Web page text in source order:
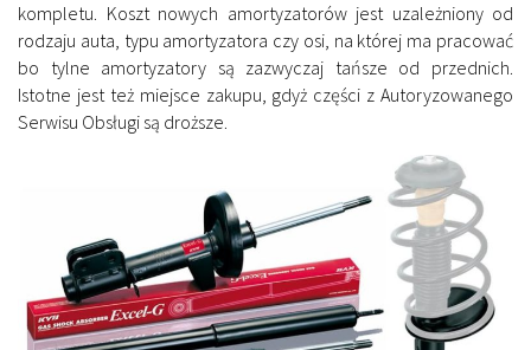
kompletu. Koszt nowych amortyzatorów jest uzależniony od
rodzaju auta, typu amortyzatora czy osi, na której ma pracować
bo tylne amortyzatory są zazwyczaj tańsze od przednich.
Istotne jest też miejsce zakupu, gdyż części z Autoryzowanego
Serwisu Obsługi są droższe.